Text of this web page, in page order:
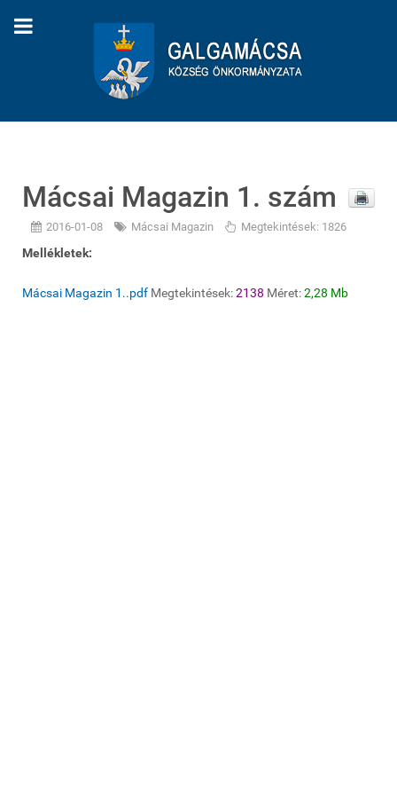
Mácsai Magazin 1. szám
2016-01-08 Mácsai Magazin Megtekintések: 1826
Mellékletek:
Mácsai Magazin 1..pdf Megtekintések:2138 Méret:2,28 Mb